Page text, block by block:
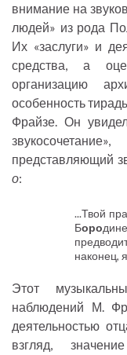
внимание на
людей» из рода
Их «заслуги» и
средства, а
организацию
особенность
Фрайзе. Он
представляющий
о:
...Твой
Боро
наконец,
Этот
наблюдений М.
деятельностью
взгляд,